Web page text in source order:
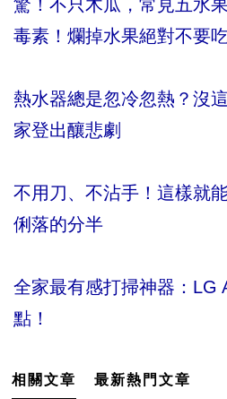
驚！不只木瓜，常見五水
毒素！爛掉水果絕對不要
熱水器總是忽冷忽熱？沒
家登出釀悲劇
不用刀、不沾手！這樣就
俐落的分半
全家最有感打掃神器：LG
點！
相關文章 最新熱門文章